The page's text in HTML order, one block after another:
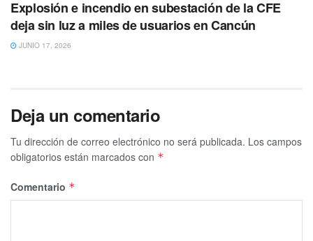
Explosión e incendio en subestación de la CFE
deja sin luz a miles de usuarios en Cancún
JUNIO 17, 2026
Deja un comentario
Tu dirección de correo electrónico no será publicada. Los campos
obligatorios están marcados con *
Comentario *